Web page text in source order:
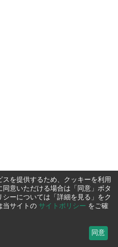
を提供するため、クッキーを利用
意いただける場合は「同意」ボタ
ーについては「詳細を見る」をク
当サイトの サイトポリシー をご確
同意